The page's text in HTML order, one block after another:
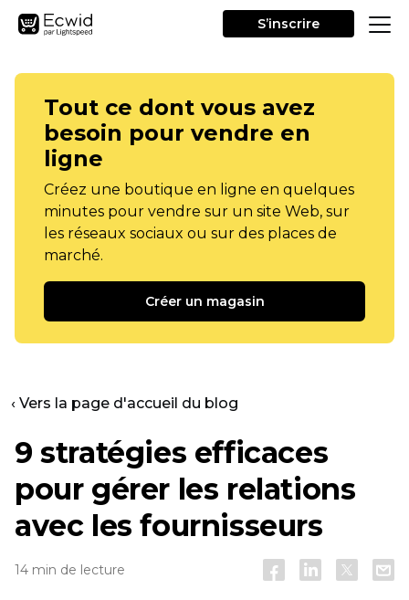
S’inscrire
Tout ce dont vous avez
besoin pour vendre en
ligne
Créez une boutique en ligne en quelques
minutes pour vendre sur un site Web, sur
les réseaux sociaux ou sur des places de
marché.
Créer un magasin
‹ Vers la page d'accueil du blog
9 stratégies efficaces
pour gérer les relations
avec les fournisseurs
14 min de lecture